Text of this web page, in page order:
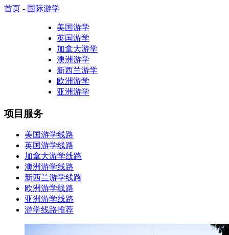
首页 - 国际游学
美国游学
英国游学
加拿大游学
澳洲游学
新西兰游学
欧洲游学
亚洲游学
项目服务
美国游学线路
英国游学线路
加拿大游学线路
澳洲游学线路
新西兰游学线路
欧洲游学线路
亚洲游学线路
游学线路推荐